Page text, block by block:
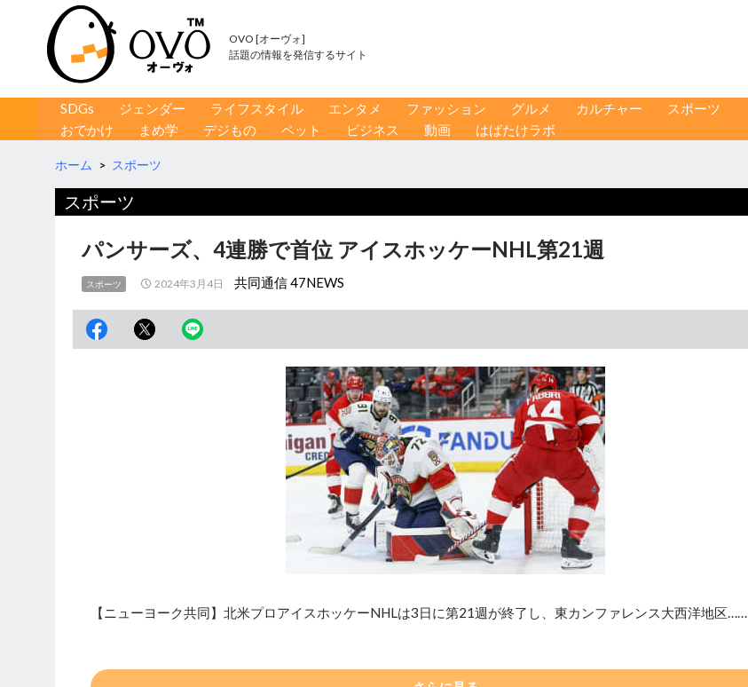
OVO [オーヴォ]
話題の情報を発信するサイト
コンテンツへ移動
SDGs ジェンダー ライフスタイル エンタメ ファッション グルメ カルチャー
スポーツ
おでかけ
まめ学 デジもの ペット ビジネス 動画 はばたけラボ
ホーム > スポーツ
スポーツ
パンサーズ、4連勝で首位 アイスホッケーNHL第21週
スポーツ 2024年3月4日 共同通信 47NEWS
【ニューヨーク共同】北米プロアイスホッケーNHLは3日に第21週が終了し、東カンファレンス大西洋地区……